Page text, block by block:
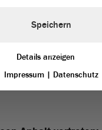
Speichern
Details anzeigen
Impressum | Datenschutz